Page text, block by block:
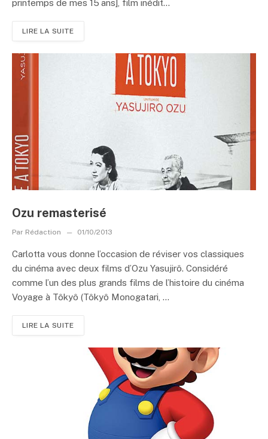
printemps de mes 15 ans], film inédit...
LIRE LA SUITE
Ozu remasterisé
Par Rédaction 01/10/2013
Carlotta vous donne l’occasion de réviser vos classiques
du cinéma avec deux films d’Ozu Yasujirô. Considéré
comme l’un des plus grands films de l’histoire du cinéma
Voyage à Tôkyô (Tôkyô Monogatari, ...
LIRE LA SUITE